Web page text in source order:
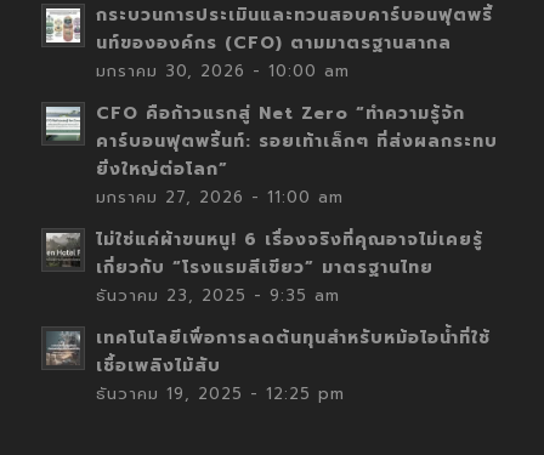
กระบวนการประเมินและทวนสอบคาร์บอนฟุตพริ้
นท์ขององค์กร (CFO) ตามมาตรฐานสากล
มกราคม 30, 2026 - 10:00 am
CFO คือก้าวแรกสู่ Net Zero “ทำความรู้จัก
คาร์บอนฟุตพริ้นท์: รอยเท้าเล็กๆ ที่ส่งผลกระทบ
ยิ่งใหญ่ต่อโลก”
มกราคม 27, 2026 - 11:00 am
ไม่ใช่แค่ผ้าขนหนู! 6 เรื่องจริงที่คุณอาจไม่เคยรู้
เกี่ยวกับ “โรงแรมสีเขียว” มาตรฐานไทย
ธันวาคม 23, 2025 - 9:35 am
เทคโนโลยีเพื่อการลดต้นทุนสำหรับหม้อไอน้ำที่ใช้
เชื้อเพลิงไม้สับ
ธันวาคม 19, 2025 - 12:25 pm